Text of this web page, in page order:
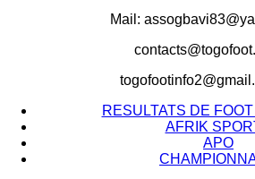
Mail:
RESULTATS DE
AFRIK
APO